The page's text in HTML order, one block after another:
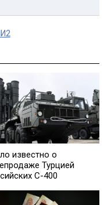
известно о
Турцией
С-400